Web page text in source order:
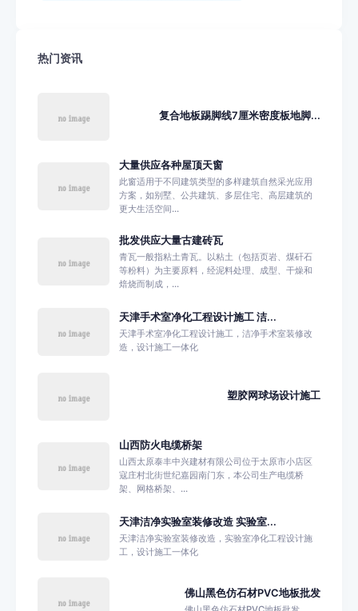
热门资讯
复合地板踢脚线7厘米密度板地脚...
大量供应各种屋顶天窗
此窗适用于不同建筑类型的多样建筑自然采光应用
方案，如别墅、公共建筑、多层住宅、高层建筑的
更大生活空间...
批发供应大量古建砖瓦
青瓦一般指粘土青瓦。以粘土（包括页岩、煤矸石
等粉料）为主要原料，经泥料处理、成型、干燥和
焙烧而制成，...
天津手术室净化工程设计施工 洁...
天津手术室净化工程设计施工，洁净手术室装修改
造，设计施工一体化
塑胶网球场设计施工
山西防火电缆桥架
山西太原泰丰中兴建材有限公司位于太原市小店区
寇庄村北街世纪嘉园南门东，本公司生产电缆桥
架、网格桥架、...
天津洁净实验室装修改造 实验室...
天津洁净实验室装修改造，实验室净化工程设计施
工，设计施工一体化
佛山黑色仿石材PVC地板批发